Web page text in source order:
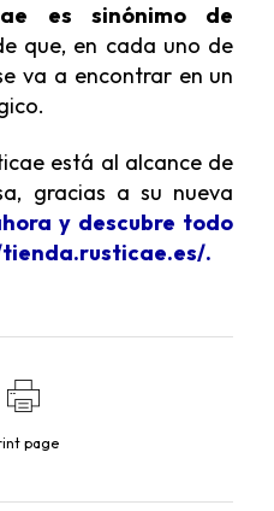
es sinónimo de
que, en cada uno de
va a encontrar en un
está al alcance de
gracias a su nueva
y descubre todo
.
page